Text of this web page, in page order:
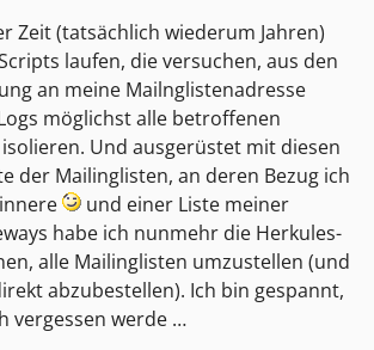
Zeit (tatsächlich wiederum Jahren)
laufen, die versuchen, aus den
an meine Mailnglistenadresse
möglichst alle betroffenen
Und ausgerüstet mit diesen
der Mailinglisten, an deren Bezug ich
und einer Liste meiner
habe ich nunmehr die Herkules-
alle Mailinglisten umzustellen (und
abzubestellen). Ich bin gespannt,
vergessen werde …